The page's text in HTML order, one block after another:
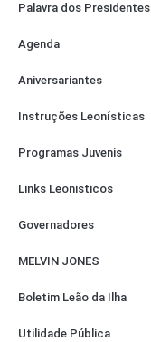
Palavra dos Presidentes
Agenda
Aniversariantes
Instruções Leonísticas
Programas Juvenis
Links Leonisticos
Governadores
MELVIN JONES
Boletim Leão da Ilha
Utilidade Pública